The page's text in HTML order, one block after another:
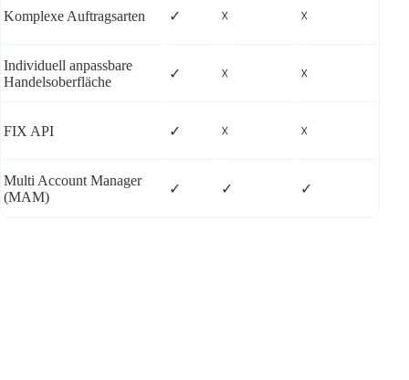
Komplexe Auftragsarten ✓ ☓ ☓
Individuell anpassbare
Handelsoberfläche
✓ ☓ ☓
FIX API ✓ ☓ ☓
Multi Account Manager
(MAM)
✓ ✓ ✓